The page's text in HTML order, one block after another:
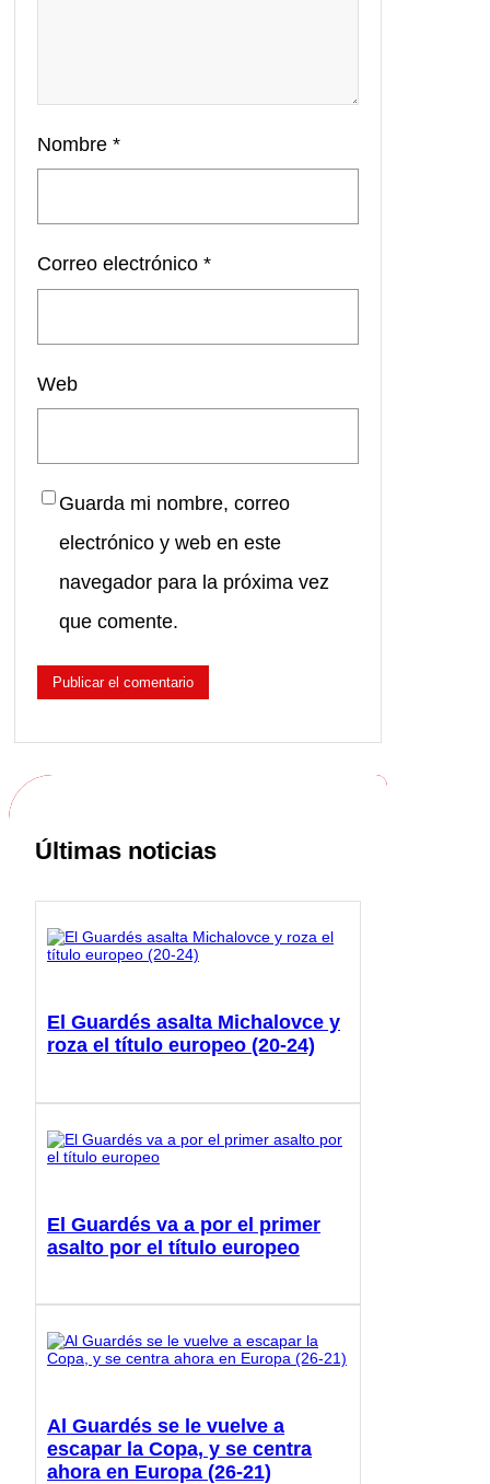
Nombre *
Correo electrónico *
Web
Guarda mi nombre, correo
electrónico y web en este
navegador para la próxima vez
que comente.
Últimas noticias
El Guardés asalta Michalovce y
roza el título europeo (20-24)
El Guardés va a por el primer
asalto por el título europeo
Al Guardés se le vuelve a
escapar la Copa, y se centra
ahora en Europa (26-21)